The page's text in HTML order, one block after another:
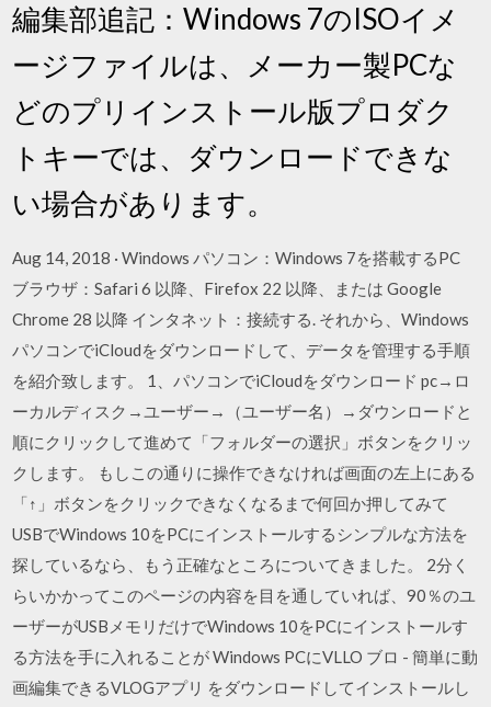
編集部追記：Windows 7のISOイメ
ージファイルは、メーカー製PCな
どのプリインストール版プロダク
トキーでは、ダウンロードできな
い場合があります。
Aug 14, 2018 · Windows パソコン：Windows 7を搭載するPC
ブラウザ：Safari 6 以降、Firefox 22 以降、または Google
Chrome 28 以降 インタネット：接続する. それから、Windows
パソコンでiCloudをダウンロードして、データを管理する手順
を紹介致します。 1、パソコンでiCloudをダウンロード pc→ロ
ーカルディスク→ユーザー→（ユーザー名）→ダウンロードと
順にクリックして進めて「フォルダーの選択」ボタンをクリッ
クします。 もしこの通りに操作できなければ画面の左上にある
「↑」ボタンをクリックできなくなるまで何回か押してみて
USBでWindows 10をPCにインストールするシンプルな方法を
探しているなら、もう正確なところについてきました。 2分く
らいかかってこのページの内容を目を通していれば、90％のユ
ーザーがUSBメモリだけでWindows 10をPCにインストールす
る方法を手に入れることが Windows PCにVLLO ブロ - 簡単に動
画編集できるVLOGアプリ をダウンロードしてインストールし